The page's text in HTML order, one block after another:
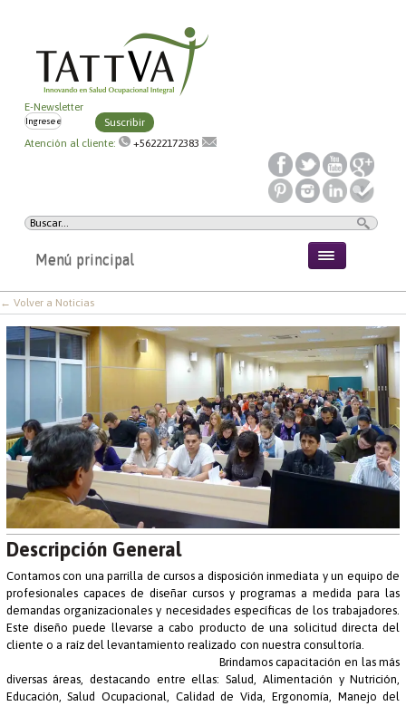
E-Newsletter
Suscribir
Atención al cliente:
+56222172383
Menú principal
← Volver a Noticias
Descripción General
Contamos con una parrilla de cursos a disposición inmediata y un equipo de
profesionales capaces de diseñar cursos y programas a medida para las
demandas organizacionales y necesidades específicas de los trabajadores.
Este diseño puede llevarse a cabo producto de una solicitud directa del
cliente o a raíz del levantamiento realizado con nuestra consultoría.
Brindamos capacitación en las más
diversas áreas, destacando entre ellas: Salud, Alimentación y Nutrición,
Educación, Salud Ocupacional, Calidad de Vida, Ergonomía, Manejo del